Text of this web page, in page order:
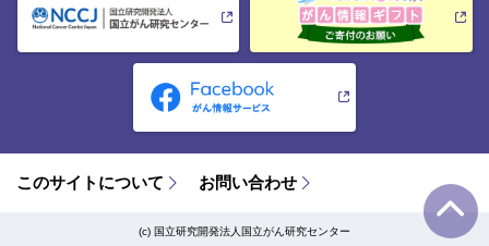
(c) 国立研究開発法人国立がん研究センター
このサイトについて お問い合わせ